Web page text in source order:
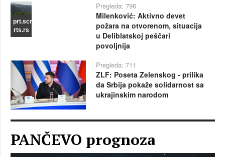
prt.scr
rts.rs
Pregleda: 796
Milenković: Aktivno devet
požara na otvorenom, situacija
u Deliblatskoj peščari
povoljnija
Pregleda: 711
ZLF: Poseta Zelenskog - prilika
da Srbija pokaže solidarnost sa
ukrajinskim narodom
PANČEVO prognoza